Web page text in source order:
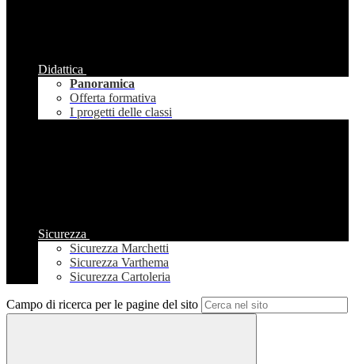
Didattica
Panoramica
Offerta formativa
I progetti delle classi
Sicurezza
Sicurezza Marchetti
Sicurezza Varthema
Sicurezza Cartoleria
Campo di ricerca per le pagine del sito